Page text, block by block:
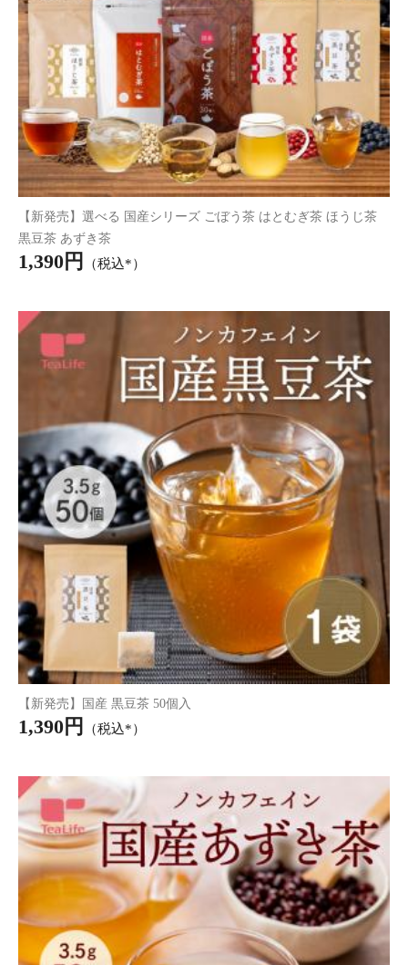
【新発売】国産 黒豆茶 50個入
1,390円（税込*）
【新発売】国産 あずき茶 50個入
1,390円（税込*）
アレンジルイボスティー 白桃 カップ用30個入
1,296円（税込*）